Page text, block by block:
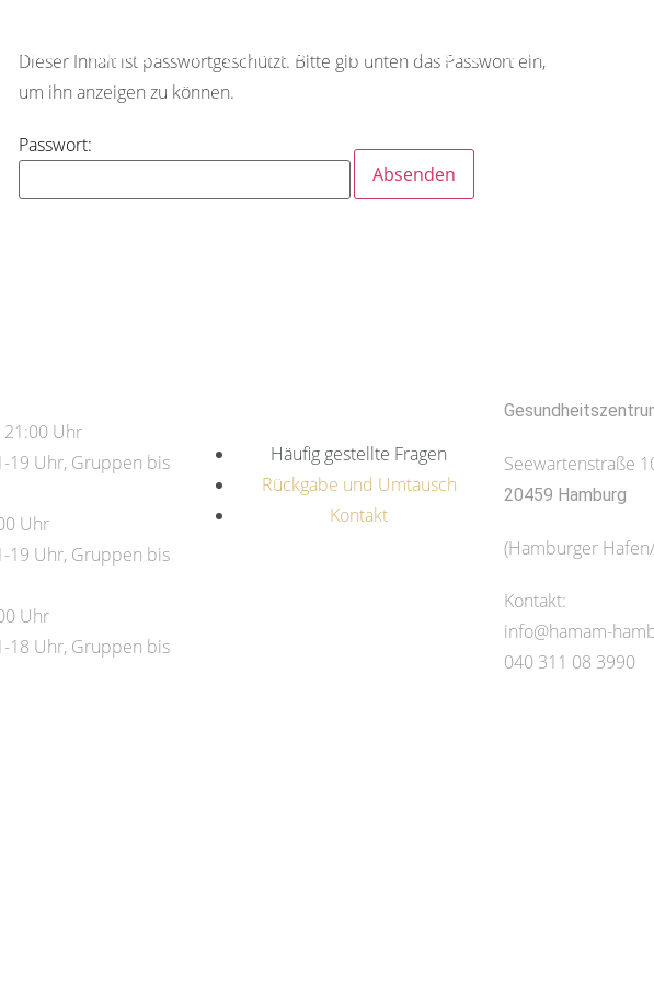
Allgemein Öffnungszeiten Gutscheine Preise Rundgang Reservieren
Dieser Inhalt ist passwortgeschützt. Bitte gib unten das Passwort ein,
um ihn anzeigen zu können.
Passwort:
21:00 Uhr
19 Uhr, Gruppen bis
Uhr
19 Uhr, Gruppen bis
Uhr
18 Uhr, Gruppen bis
Häufig gestellte Fragen
Rückgabe und Umtausch
Kontakt
Seewartenstraße
20459 Hamburg
(Hamburger
Kontakt:
info@hamam-
040 311 08 3990